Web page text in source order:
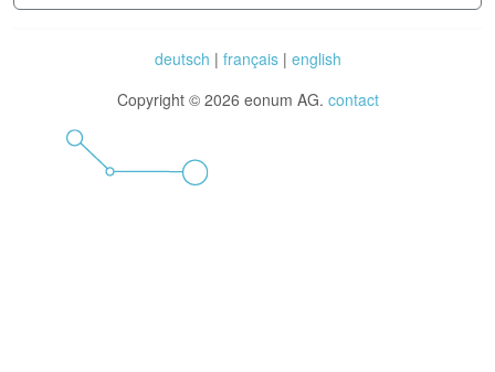
deutsch | français| english
Copyright © 2026 eonum AG. contact